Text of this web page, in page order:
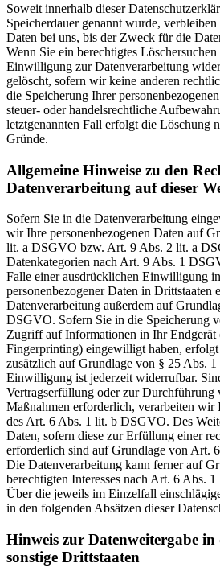
Soweit innerhalb dieser
Speicherdauer genannt wurde,
Daten bei uns, bis der Zweck für die
Wenn Sie ein berechtigtes
Einwilligung zur Datenverarbeitung
gelöscht, sofern wir keine anderen
die Speicherung Ihrer
steuer- oder handelsrechtliche
letztgenannten Fall erfolgt die Löschung
Gründe.
Allgemeine Hinweise zu den
Datenverarbeitung auf dieser
Sofern Sie in die Datenverarbeitung
wir Ihre personenbezogenen Daten auf
lit. a DSGVO bzw. Art. 9 Abs. 2 lit. a
Datenkategorien nach Art. 9 Abs. 1
Falle einer ausdrücklichen Einwilligung
personenbezogener Daten in Drittstaaten
Datenverarbeitung außerdem auf
DSGVO. Sofern Sie in die Speicherung
Zugriff auf Informationen in Ihr
Fingerprinting) eingewilligt haben,
zusätzlich auf Grundlage von § 25 Abs.
Einwilligung ist jederzeit widerrufbar.
Vertragserfüllung oder zur Durchführung
Maßnahmen erforderlich, verarbeiten wir
des Art. 6 Abs. 1 lit. b DSGVO. Des
Daten, sofern diese zur Erfüllung einer
erforderlich sind auf Grundlage von Art.
Die Datenverarbeitung kann ferner auf
berechtigten Interesses nach Art. 6 Abs.
Über die jeweils im Einzelfall
in den folgenden Absätzen dieser
Hinweis zur Datenweitergabe in
sonstige Drittstaaten